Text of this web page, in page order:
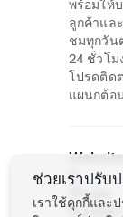
พร้อมให้
ลูกค้าแล
ชมทุกวัน
24 ชั่วโม
โปรดติด
แผนกต้อ
Website
&
Phone
Number
ช่วยเราปรับ
เราใช้คุกกี้และ